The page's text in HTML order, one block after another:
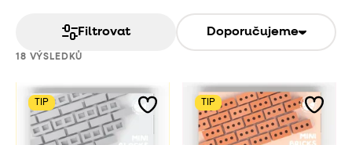
Filtrovat Doporučujeme
18 VÝSLEDKŮ
TIP TIP